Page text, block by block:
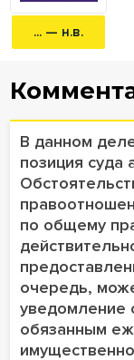
... — н.в.
В данном
позиция суда
по общему
очередь,
уведомление
обязанным